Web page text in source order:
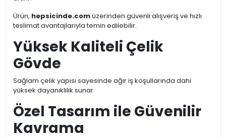
Ürün, hepsicinde.comüzerinden güvenli alışveriş ve hızlı
teslimat avantajlarıyla temin edilebilir.
Yüksek Kaliteli Çelik
Gövde
Sağlam çelik yapısı sayesinde ağır iş koşullarında dahi
yüksek dayanıklılık sunar.
Özel Tasarım ile Güvenilir
Kavrama